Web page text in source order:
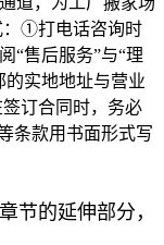
：①打电话咨询时
“售后服务”与“理
实地地址与营业
订合同时，务必
条款用书面形式写
节的延伸部分，